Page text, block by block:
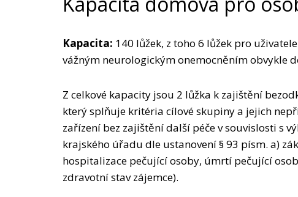
Kapacita: 140 lůžek, z toho 6 lůžek pro
vážným neurologickým onemocněním obvykle
Z celkové kapacity jsou 2 lůžka k zajištění
který splňuje kritéria cílové skupiny a jejich
zařízení bez zajištění další péče v souvislosti s
krajského úřadu dle ustanovení § 93 písm. a)
hospitalizace pečující osoby, úmrtí pečující
zdravotní stav zájemce).